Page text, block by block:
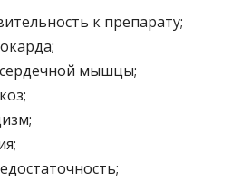
к препарату;
мышцы;